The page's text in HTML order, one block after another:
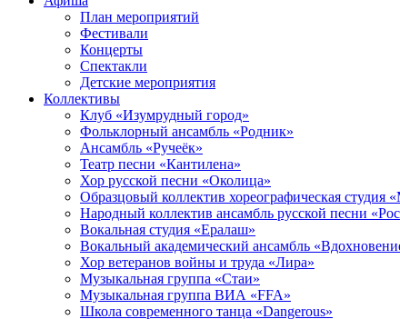
План мероприятий
Фестивали
Концерты
Спектакли
Детские мероприятия
Коллективы
Клуб «Изумрудный город»
Фольклорный ансамбль «Родник»
Ансамбль «Ручеёк»
Театр песни «Кантилена»
Хор русской песни «Околица»
Образцовый коллектив хореографическая студия
Народный коллектив ансамбль русской песни
Вокальная студия «Ералаш»
Вокальный академический ансамбль
Хор ветеранов войны и труда «Лира»
Музыкальная группа «Стаи»
Музыкальная группа ВИА «FFA»
Школа современного танца «Dangerous»